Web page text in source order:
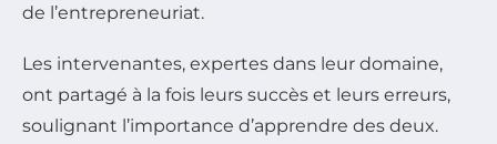
de l’entrepreneuriat.
Les intervenantes, expertes dans leur domaine,
ont partagé à la fois leurs succès et leurs erreurs,
soulignant l’importance d’apprendre des deux.